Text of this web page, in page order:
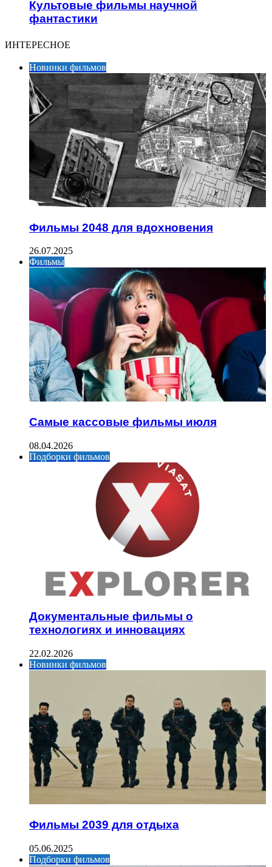
Культовые фильмы научной
фантастики
ИНТЕРЕСНОЕ
Новинки фильмов
Фильмы 2048 для вдохновения
26.07.2025
Фильмы
Самые кассовые фильмы июля
08.04.2026
Подборки фильмов
Документальные фильмы о
технологиях и инновациях
22.02.2026
Новинки фильмов
Фильмы 2039 для отдыха
05.06.2025
Подборки фильмов